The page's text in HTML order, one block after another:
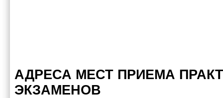
АДРЕСА МЕСТ ПРИЕМА
ЭКЗАМЕНОВ